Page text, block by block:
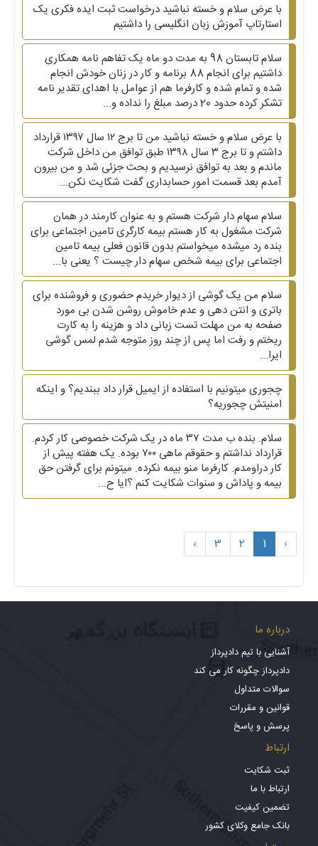
با عرض سلام و خسته نباشید درخواست ثبت ایده فکری یک
استارتاپ آموزش زبان انگلیسی را داشتیم
سلام تابستان 98 به مدت دو ماه یک تفاهم نامه همکاری
داشتیم برای انجام 88 برنامه و کار در زنان خودش انجام
شده و تمام شده و کارفرما هم از عوامل با اهدای تقدیر نامه
تشکر کرده حدود 20 درصد مبلغ را نداده و...
با عرض سلام و خسته نباشید من تا برج ۱۲ سال ۱۳۹۷ قرارداد
داشتم و تا برج ۳ سال ۱۳۹۸ طبق توافق من داخل شرکت
ماندم و بعد به توافق نرسیدیم و بحث جزئی شد و من بیرون
آمدم بعد قسمت امور حسابداری گفت شکایت نکن...
سلام سهام دار شرکت هستم و به عنوان کارمند در همان
شرکت مشغول به کار هستم بیمه کارگری تامین اجتماعی برای
بنده رد میشده میخواستم بدون قانون فعلی بیمه تامین
اجتماعی برای بیمه شخص سهام دار چیست ؟ یعنی با...
سلام من یک گوشی از دیوار خریدم حضوری و فروشنده برای
باتری و انتن دهی و عدم خاموش روشن شدن بی مورد
صفحه به من مهلت تست زبانی داد و هزینه را به کارت
ریختم و رفت اما پس از چند روز متوجه شدم لمس گوشی
ایرا...
چجوری میتونیم با استفاده از ایمیل قرار داد ببندیم؟ و اینکه
امنیتش چجوریه؟
سلام. بنده ب مدت ۳۷ ماه در یک شرکت خصوصی کار کردم.
قرارداد نداشتم و حقوقم ماهی ۷۰۰ بوده. یک هفته پیش از
کار دراومدم. کارفرما منو بیمه نکرده. میتونم برای گرفتن حق
بیمه و پاداش و سنوات شکایت کنم ؟ایا ح...
‹
1
2
3
›
درباره ما
آشنایی با تیم دادپرداز
دادپرداز چگونه کار می کند
سوالات متداول
قوانین و مقررات
پرسش و پاسخ
ارتباط
ثبت شکایت
ارتباط با ما
تضمین کیفیت
بانک جامع وکلای کشور